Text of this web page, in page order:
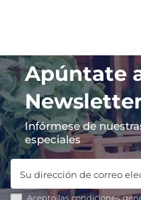
Apúntate
Infórmese de
especiales
Acepto las condiciones